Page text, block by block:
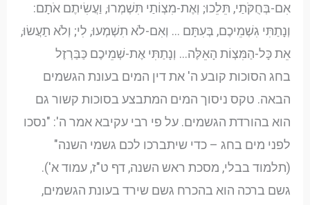
אִם-בְּחֻקֹּתַי, תֵּלֵכוּ; וְאֶת-מִצְו‍ֹתַי תִּשְׁמְרוּ, וַעֲשִׂיתֶם אֹתָם:
וְנָתַתִּי גִשְׁמֵיכֶם, בְּעִתָּם … וְאִם-לֹא תִשְׁמְעוּ, לִי; וְלֹא תַעֲשׂוּ,
אֵת כָּל-הַמִּצְו‍ֹת הָאֵלֶּה… וְנָתַתִּי אֶת-שְׁמֵיכֶם כַּבַּרְזֶל
בחג הסוכות קובע ה' את דין המים בעונת הגשמים
הבאה. טקס ניסוך המים המתבצע בסוכות קשור גם
הוא בהורדת הגשמים. על פי רבי עקיבא אמר ה': "נסכו
לפני מים בחג – כדי שיתברכו לכם גשמי השנה"
(תלמוד בבלי, מסכת ראש השנה, דף ט"ז, עמוד א').
גשם ברכה הוא בהכרח גשם שירד בעונת הגשמים,